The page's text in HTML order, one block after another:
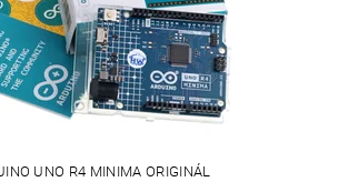
UNO R4 MINIMA ORIGINÁL